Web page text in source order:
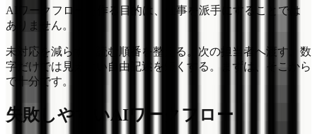
AIワークフローを作る目的は、仕事を派手にすることでは
ありません。
未対応を減らす。読む順番を整える。次の担当者へ渡す。数
字だけでは見えない自由記述を短くする。まずは、そこから
で十分です。
失敗しやすいAIワークフロー